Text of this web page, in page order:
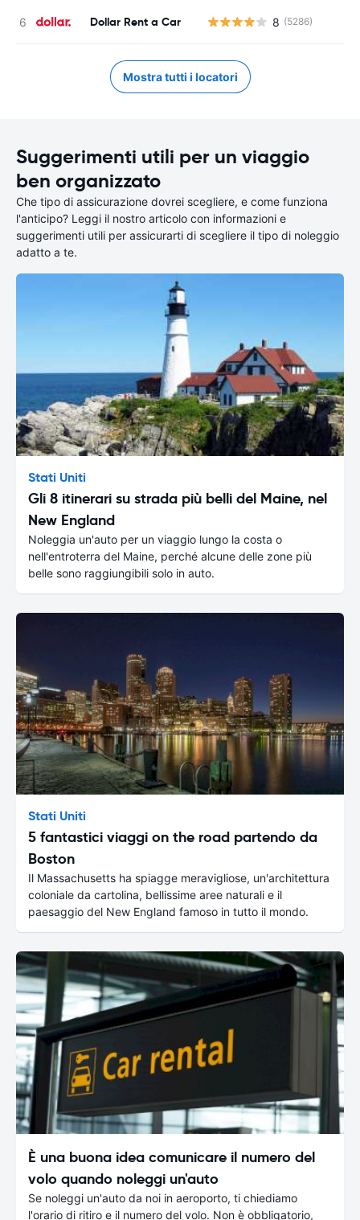
Dollar Rent a Car 8 (5286)
Mostra tutti i locatori
Suggerimenti utili per un viaggio
ben organizzato
Che tipo di assicurazione dovrei scegliere, e come funziona
l'anticipo? Leggi il nostro articolo con informazioni e
suggerimenti utili per assicurarti di scegliere il tipo di noleggio
adatto a te.
Stati Uniti
Gli 8 itinerari su strada più belli del Maine, nel
New England
Noleggia un'auto per un viaggio lungo la costa o
nell'entroterra del Maine, perché alcune delle zone più
belle sono raggiungibili solo in auto.
Stati Uniti
5 fantastici viaggi on the road partendo da
Boston
Il Massachusetts ha spiagge meravigliose, un'architettura
coloniale da cartolina, bellissime aree naturali e il
paesaggio del New England famoso in tutto il mondo.
È una buona idea comunicare il numero del
volo quando noleggi un'auto
Se noleggi un'auto da noi in aeroporto, ti chiediamo
l'orario di ritiro e il numero del volo. Non è obbligatorio,